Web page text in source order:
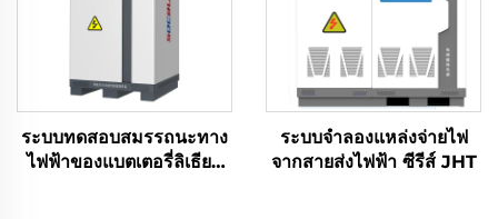
ระบบทดสอบสมรรถนะทาง
ไฟฟ้าของแบตเตอรี่ลิเธียม
ระบบจำลองแหล่งจ่ายไฟ
จากสายส่งไฟฟ้า ซีรีส์ JHT